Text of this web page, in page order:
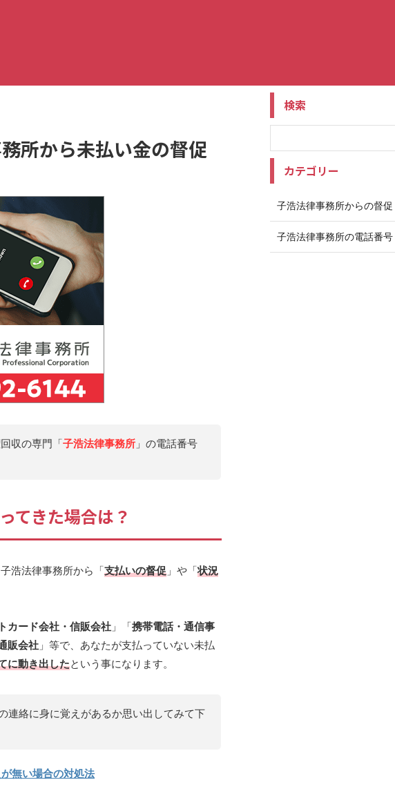
所から未払い金の督促
収の専門「子浩法律事務所 」の電話番号
てきた場合は？
浩法律事務所から「支払いの督促 」や「状況
カード会社・信販会社 」「携帯電話・通信事
販会社 」等で、あなたが支払っていない未払
に動き出したという事になります。
連絡に身に覚えがあるか思い出してみて下
無い場合の対処法
検索
カテゴリー
子浩法律事務所からの督促
子浩法律事務所の電話番号